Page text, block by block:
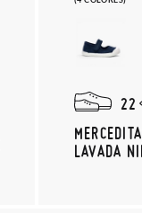
22
LAVADA